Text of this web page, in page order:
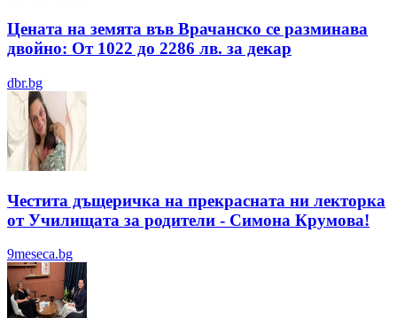
Цената на земята във Врачанско се разминава
двойно: От 1022 до 2286 лв. за декар
dbr.bg
Честита дъщеричка на прекрасната ни лекторка
от Училищата за родители - Симона Крумова!
9meseca.bg